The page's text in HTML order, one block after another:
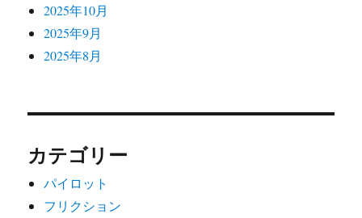
2025年10月
2025年9月
2025年8月
カテゴリー
パイロット
フリクション